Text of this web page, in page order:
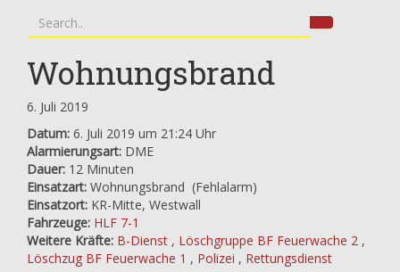
Wohnungsbrand
6. Juli 2019
Datum: 6. Juli 2019 um 21:24 Uhr
Alarmierungsart: DME
Dauer: 12 Minuten
Einsatzart: Wohnungsbrand (Fehlalarm)
Einsatzort: KR-Mitte, Westwall
Fahrzeuge: HLF 7-1
Weitere Kräfte: B-Dienst , Löschgruppe BF Feuerwache 2 ,
Löschzug BF Feuerwache 1 , Polizei , Rettungsdienst